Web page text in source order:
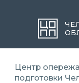
Центр
подготовки